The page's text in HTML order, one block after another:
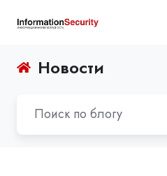
Новости